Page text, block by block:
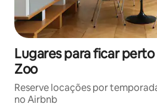
Lugares para ficar
Zoo
Reserve locações por
no Airbnb